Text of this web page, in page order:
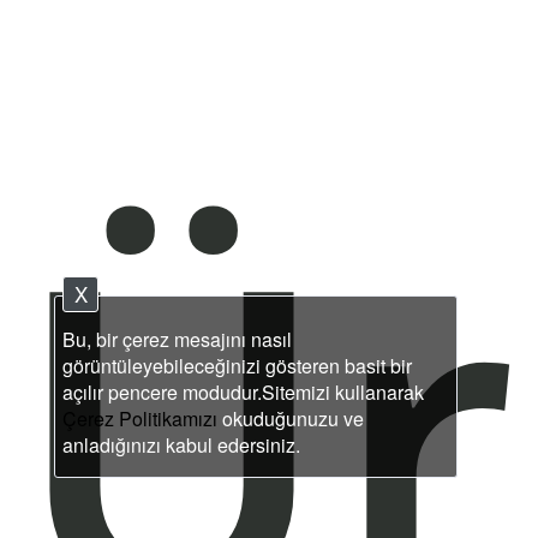
Bu, bir çerez mesajını nasıl
görüntüleyebileceğinizi gösteren basit bir
açılır pencere modudur.Sitemizi kullanarak
Çerez Politikamızı okuduğunuzu ve
anladığınızı kabul edersiniz.
X